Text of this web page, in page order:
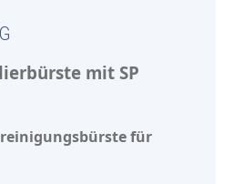
mit SP
für